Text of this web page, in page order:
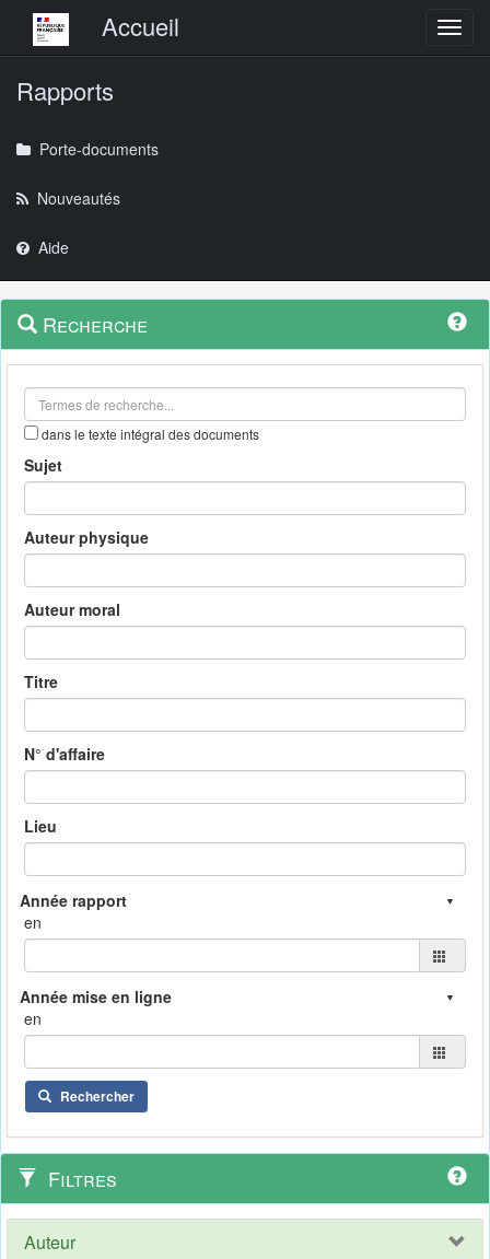
Menu principalAccueil
Rapports
Porte-documents
Nouveautés
Aide
Navigation
outils
Menu
contextuel
Recherche
dans le texte intégral des documents
Sujet
Auteur physique
Auteur moral
Titre
N° d'affaire
Lieu
en
en
Rechercher
Filtres
Auteur